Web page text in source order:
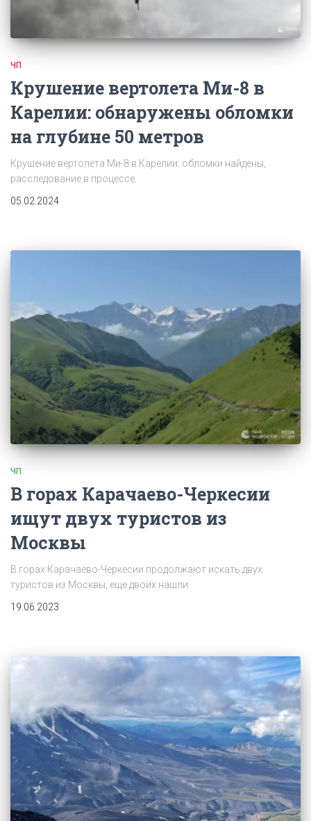
ЧП
Крушение вертолета Ми-8 в
Карелии: обнаружены обломки
на глубине 50 метров
Крушение вертолета Ми-8 в Карелии: обломки найдены,
расследование в процессе.
05.02.2024
ЧП
В горах Карачаево-Черкесии
ищут двух туристов из
Москвы
В горах Карачаево-Черкесии продолжают искать двух
туристов из Москвы, еще двоих нашли
19.06.2023